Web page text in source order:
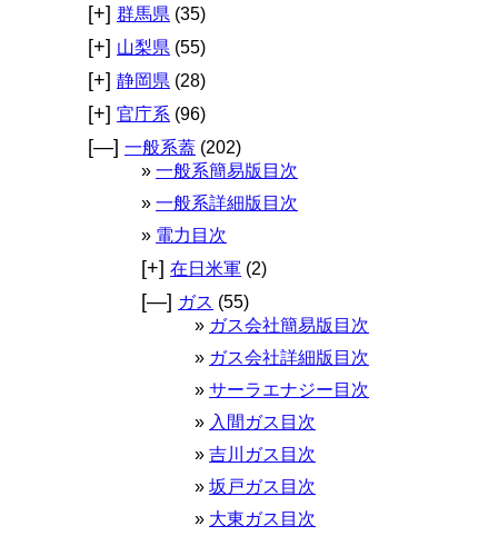
[+] 群馬県 (35)
[+] 山梨県 (55)
[+] 静岡県 (28)
[+] 官庁系 (96)
[—] 一般系蓋 (202)
一般系簡易版目次
一般系詳細版目次
電力目次
[+] 在日米軍 (2)
[—] ガス (55)
ガス会社簡易版目次
ガス会社詳細版目次
サーラエナジー目次
入間ガス目次
吉川ガス目次
坂戸ガス目次
大東ガス目次